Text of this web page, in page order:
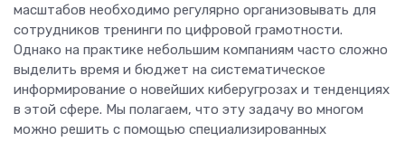
масштабов необходимо регулярно организовывать для
сотрудников тренинги по цифровой грамотности.
Однако на практике небольшим компаниям часто сложно
выделить время и бюджет на систематическое
информирование о новейших киберугрозах и тенденциях
в этой сфере. Мы полагаем, что эту задачу во многом
можно решить с помощью специализированных